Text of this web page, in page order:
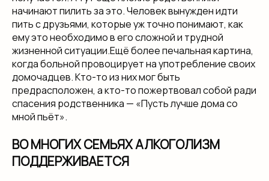
начинают пилить за это. Человек вынужден идти
пить с друзьями, которые уж точно понимают, как
ему это необходимо в его сложной и трудной
жизненной ситуации.Ещё более печальная картина,
когда больной провоцирует на употребление своих
домочадцев. Кто-то из них мог быть
предрасположен, а кто-то пожертвовал собой ради
спасения родственника — «Пусть лучше дома со
мной пьёт».
ВО МНОГИХ СЕМЬЯХ АЛКОГОЛИЗМ
ПОДДЕРЖИВАЕТСЯ